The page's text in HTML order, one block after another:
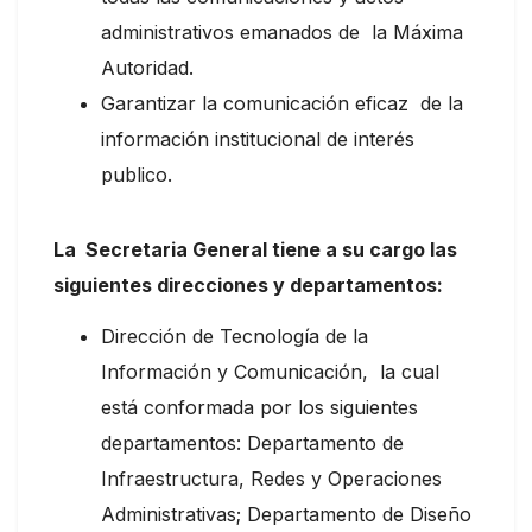
administrativos emanados de la Máxima
Autoridad.
Garantizar la comunicación eficaz de la
información institucional de interés
publico.
La Secretaria General tiene a su cargo las
siguientes direcciones y departamentos:
Dirección de Tecnología de la
Información y Comunicación, la cual
está conformada por los siguientes
departamentos: Departamento de
Infraestructura, Redes y Operaciones
Administrativas; Departamento de Diseño